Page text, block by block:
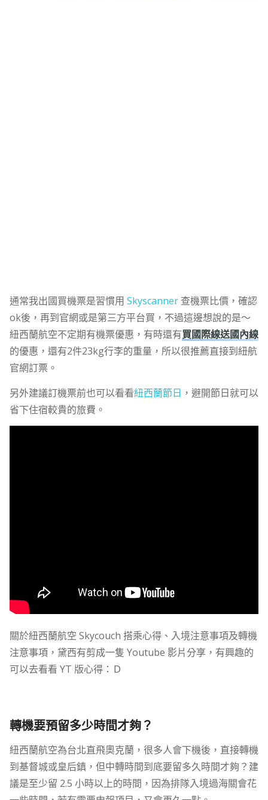
通常我出國買機票是習慣用 Skyscanner查機票比價，確認
ok後，再到官網或是第三方平台買，不過這邊想說的是～
紐西蘭航空不定期有機票優惠，有時還有買國際線送國內線
的優惠，還有2件23kg行李的重量，所以很推薦直接到紐航
官網訂票。
另外建議訂機票前也可以看看紐西蘭節日 ，避開節日就可以
省下住宿較貴的旅費。
關於紐西蘭航空 Skycouch 搭乘心得、入境注意事項及轉機
注意事項，黛西有剪成一隻 Youtube 影片分享，有興趣的
可以去看看 YT 版心得：Ｄ
轉機要預留多少時間才夠？
紐西蘭航空為台北直飛奧克蘭，很多人會下機後，直接轉機
到基督城或皇后鎮，但中轉時間到底要留多久時間才夠？建
議是至少留 2.5 小時以上的時間，因為排隊入境過海關會花